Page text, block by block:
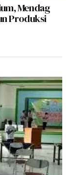
Mendag
Produksi